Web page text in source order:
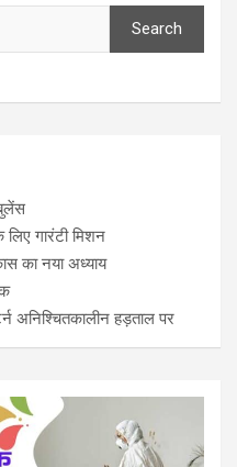
Search
गारंटी मिशन
का नया अध्याय
अनिश्चितकालीन हड़ताल पर